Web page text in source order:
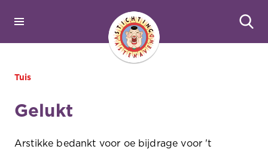
Tuis
Gelukt
Arstikke bedankt voor oe bijdrage voor 't